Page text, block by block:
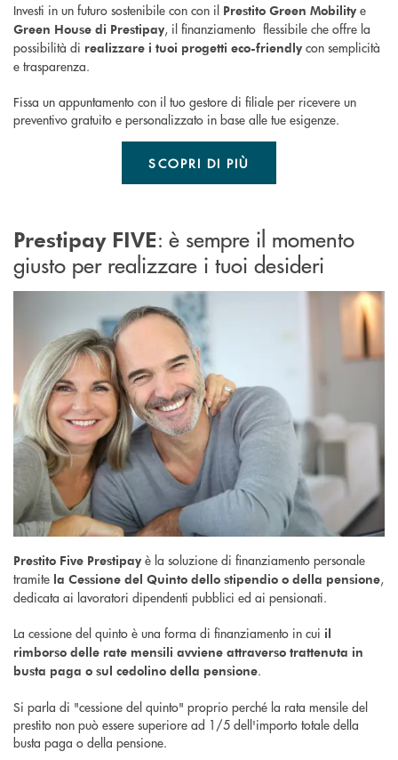
Investi in un futuro sostenibile con con il Prestito Green Mobility e
Green House di Prestipay, il finanziamento flessibile che offre la
possibilità di realizzare i tuoi progetti eco-friendly con semplicità
e trasparenza.
Fissa un appuntamento con il tuo gestore di filiale per ricevere un
preventivo gratuito e personalizzato in base alle tue esigenze.
SCOPRI DI PIÙ
Prestipay FIVE: è sempre il momento
giusto per realizzare i tuoi desideri
Prestito Five Prestipay è la soluzione di finanziamento personale
tramite la Cessione del Quinto dello stipendio o della pensione,
dedicata ai lavoratori dipendenti pubblici ed ai pensionati.
La cessione del quinto è una forma di finanziamento in cui il
rimborso delle rate mensili avviene attraverso trattenuta in
busta paga o sul cedolino della pensione.
Si parla di "cessione del quinto" proprio perché la rata mensile del
prestito non può essere superiore ad 1/5 dell'importo totale della
busta paga o della pensione.